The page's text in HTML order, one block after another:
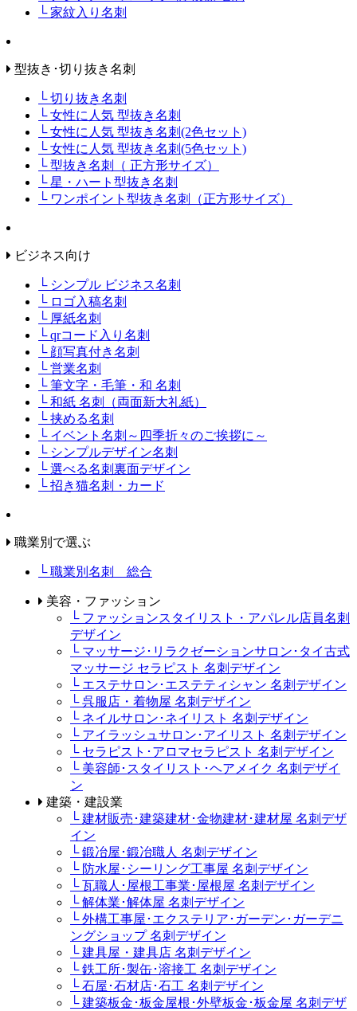
└ 家紋入り名刺
型抜き･切り抜き名刺
└ 切り抜き名刺
└ 女性に人気 型抜き名刺
└ 女性に人気 型抜き名刺(2色セット)
└ 女性に人気 型抜き名刺(5色セット)
└ 型抜き名刺（ 正方形サイズ）
└ 星・ハート型抜き名刺
└ ワンポイント型抜き名刺（正方形サイズ）
ビジネス向け
└ シンプル ビジネス名刺
└ ロゴ入稿名刺
└ 厚紙名刺
└ qrコード入り名刺
└ 顔写真付き名刺
└ 営業名刺
└ 筆文字・毛筆・和 名刺
└ 和紙 名刺（両面新大礼紙）
└ 挟める名刺
└ イベント名刺～四季折々のご挨拶に～
└ シンプルデザイン名刺
└ 選べる名刺裏面デザイン
└ 招き猫名刺・カード
職業別で選ぶ
└ 職業別名刺 総合
美容・ファッション
└ ファッションスタイリスト・アパレル店員名刺
デザイン
└ マッサージ･リラクゼーションサロン･タイ古式
マッサージ セラピスト 名刺デザイン
└ エステサロン･エステティシャン 名刺デザイン
└ 呉服店・着物屋 名刺デザイン
└ ネイルサロン･ネイリスト 名刺デザイン
└ アイラッシュサロン･アイリスト 名刺デザイン
└ セラピスト･アロマセラピスト 名刺デザイン
└ 美容師･スタイリスト･ヘアメイク 名刺デザイ
ン
建築・建設業
└ 建材販売･建築建材･金物建材･建材屋 名刺デザ
イン
└ 鍛冶屋･鍛冶職人 名刺デザイン
└ 防水屋･シーリング工事屋 名刺デザイン
└ 瓦職人･屋根工事業･屋根屋 名刺デザイン
└ 解体業･解体屋 名刺デザイン
└ 外構工事屋･エクステリア･ガーデン･ガーデニ
ングショップ 名刺デザイン
└ 建具屋・建具店 名刺デザイン
└ 鉄工所･製缶･溶接工 名刺デザイン
└ 石屋･石材店･石工 名刺デザイン
└ 建築板金･板金屋根･外壁板金･板金屋 名刺デザ